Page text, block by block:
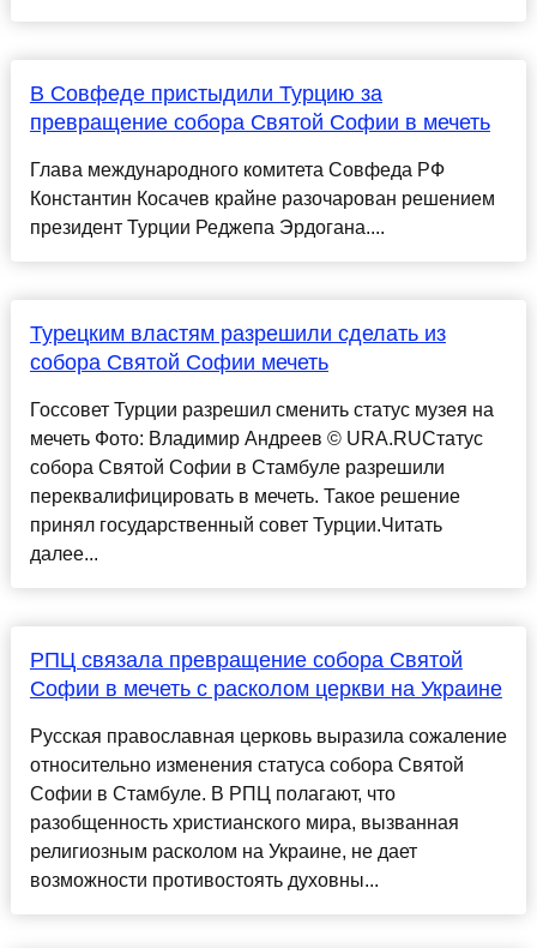
В Совфеде пристыдили Турцию за
превращение собора Святой Софии в мечеть
Глава международного комитета Совфеда РФ
Константин Косачев крайне разочарован решением
президент Турции Реджепа Эрдогана....
Турецким властям разрешили сделать из
собора Святой Софии мечеть
Госсовет Турции разрешил сменить статус музея на
мечеть Фото: Владимир Андреев © URA.RUСтатус
собора Святой Софии в Стамбуле разрешили
переквалифицировать в мечеть. Такое решение
принял государственный совет Турции.Читать
далее...
РПЦ связала превращение собора Святой
Софии в мечеть с расколом церкви на Украине
Русская православная церковь выразила сожаление
относительно изменения статуса собора Святой
Софии в Стамбуле. В РПЦ полагают, что
разобщенность христианского мира, вызванная
религиозным расколом на Украине, не дает
возможности противостоять духовны...